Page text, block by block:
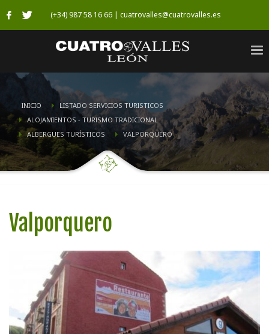
(+34) 987 58 16 66 | cuatrovalles@cuatrovalles.es
INICIO
LISTADO SERVICIOS TURISTICOS
ALOJAMIENTOS - TURISMO TRADICIONAL
ALBERGUES TURÍSTICOS
VALPORQUERO
Valporquero